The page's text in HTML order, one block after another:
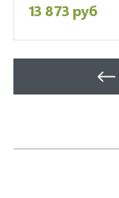
13 873 руб